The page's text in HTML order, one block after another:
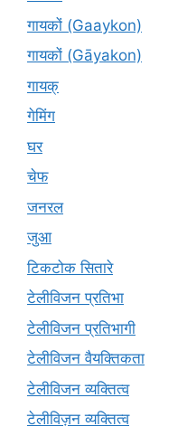
गायकों (Gaaykon)
गायकों (Gāyakon)
गायक्
गेमिंग
घर
चेफ
जनरल
जुआ
टिकटोक सितारे
टेलीविजन प्रतिभा
टेलीविजन प्रतिभागी
टेलीविजन वैयक्तिकता
टेलीविजन व्यक्तित्व
टेलीविज़न व्यक्तित्व